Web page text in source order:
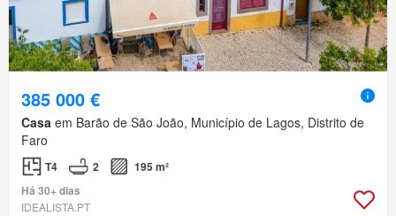
385 000 €
Casa em Barão de São João, Município de Lagos, Distrito de
Faro
T4 2
195 m²
Há 30+ dias
IDEALISTA.PT